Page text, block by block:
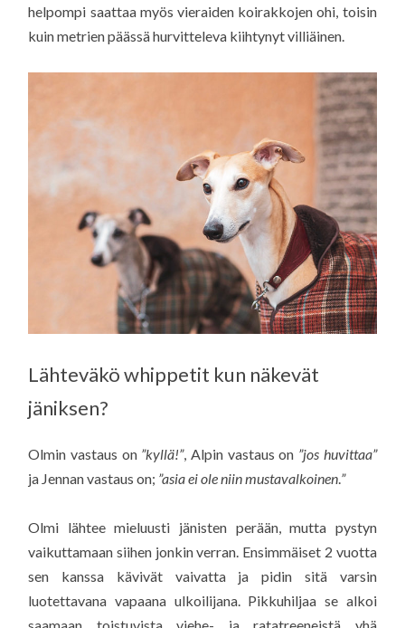
helpompi saattaa myös vieraiden koirakkojen ohi, toisin
kuin metrien päässä hurvitteleva kiihtynyt villiäinen.
Lähteväkö whippetit kun näkevät
jäniksen?
Olmin vastaus on ”kyllä!”, Alpin vastaus on ”jos huvittaa”
ja Jennan vastaus on; ”asia ei ole niin mustavalkoinen ”
Olmi lähtee mieluusti jänisten perään, mutta pystyn
vaikuttamaan siihen jonkin verran. Ensimmäiset 2 vuotta
sen kanssa kävivät vaivatta ja pidin sitä varsin
luotettavana vapaana ulkoilijana. Pikkuhiljaa se alkoi